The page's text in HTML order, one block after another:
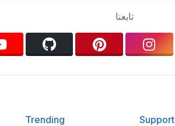
تابعنا
Support
Trending